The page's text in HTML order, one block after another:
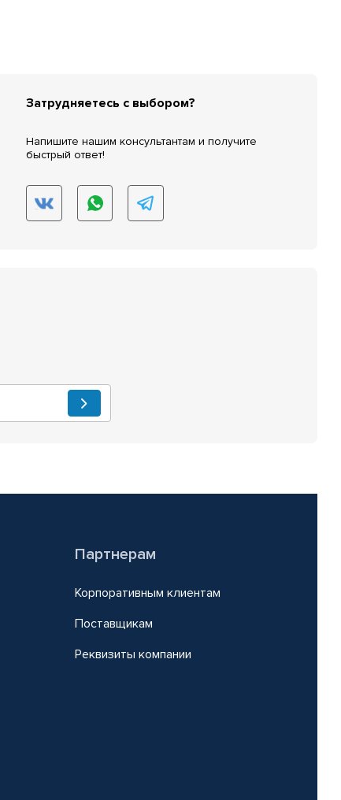
Затрудняетесь с выбором?
Напишите нашим консультантам и получите
быстрый ответ!
Партнерам
Корпоративным клиентам
Поставщикам
Реквизиты компании